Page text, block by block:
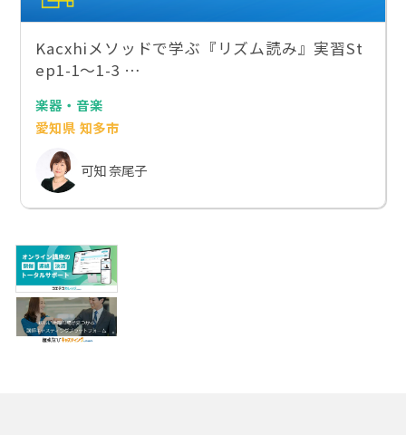
Kacxhiメソッドで学ぶ『リズム読み』実習St
ep1-1〜1-3 …
楽器・音楽
愛知県 知多市
可知 奈尾子